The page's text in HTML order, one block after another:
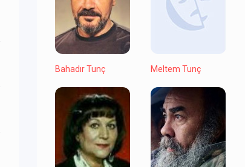
Bahadır Tunç Meltem Tunç